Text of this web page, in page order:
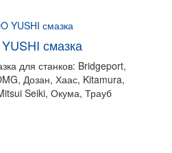
смазка
для станков: Bridgeport,
Дозан, Хаас, Kitamura,
Seiki, Окума, Трауб